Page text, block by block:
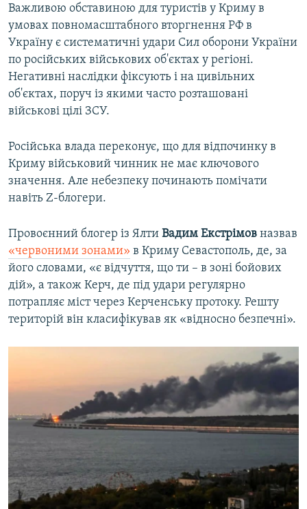
Важливою обставиною для туристів у Криму в
умовах повномасштабного вторгнення РФ в
Україну є систематичні удари Сил оборони України
по російських військових об'єктах у регіоні.
Негативні наслідки фіксують і на цивільних
об'єктах, поруч із якими часто розташовані
військові цілі ЗСУ.
Російська влада переконує, що для відпочинку в
Криму військовий чинник не має ключового
значення. Але небезпеку починають помічати
навіть Z-блогери.
Провоєнний блогер із Ялти Вадим Екстрімов назвав
«червоними зонами» в Криму Севастополь, де, за
його словами, «є відчуття, що ти – в зоні бойових
дій», а також Керч, де під удари регулярно
потрапляє міст через Керченську протоку. Решту
територій він класифікував як «відносно безпечні».